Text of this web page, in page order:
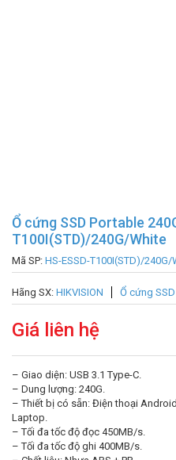
Ổ cứng SSD Portable
T100I(STD)/240G/White
Mã SP: HS-ESSD-T100I(STD)/240G/
Hãng SX: HIKVISION Ổ cứng
Giá liên hệ
– Giao diện: USB 3.1 Type-C.
– Dung lượng: 240G.
– Thiết bị có sẵn: Điện thoại
Laptop.
– Tối đa tốc độ đọc 450MB/s.
– Tối đa tốc độ ghi 400MB/s.